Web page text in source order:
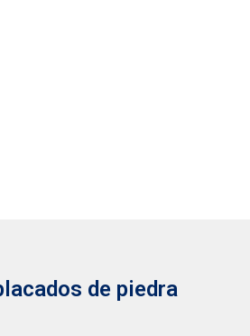
de piedra